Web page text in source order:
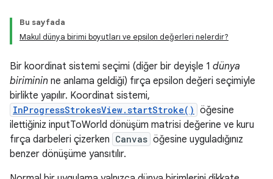
Bu sayfada
Makul dünya birimi boyutları ve epsilon değerleri nelerdir?
Bir koordinat sistemi seçimi (diğer bir deyişle 1 dünya
biriminin ne anlama geldiği) fırça epsilon değeri seçimiyle
birlikte yapılır. Koordinat sistemi,
InProgressStrokesView.startStroke() öğesine
ilettiğiniz inputToWorld dönüşüm matrisi değerine ve kuru
fırça darbeleri çizerken Canvas öğesine uyguladığınız
benzer dönüşüme yansıtılır.